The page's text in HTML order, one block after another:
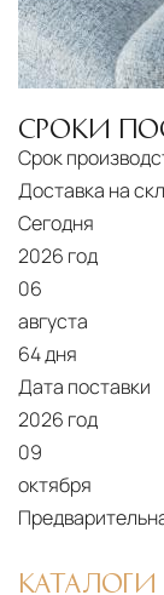
СРОКИ
Срок
Доставка на
Сегодня
2026 год
06
августа
64 дня
Дата поставки
2026 год
09
октября
КАТАЛОГИ